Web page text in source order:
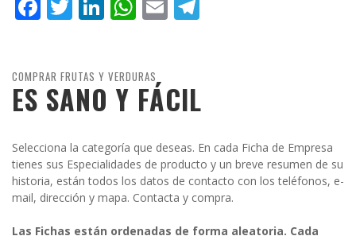
COMPRAR FRUTAS Y VERDURAS
ES SANO Y FÁCIL
Selecciona la categoría que deseas. En cada Ficha de Empresa
tienes sus Especialidades de producto y un breve resumen de su
historia, están todos los datos de contacto con los teléfonos, e-
mail, dirección y mapa. Contacta y compra.
Las Fichas están ordenadas de forma aleatoria. Cada